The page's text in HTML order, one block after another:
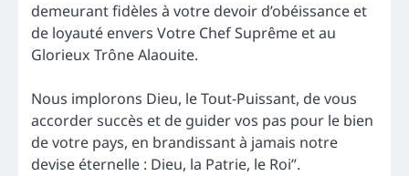
demeurant fidèles à votre devoir d’obéissance et
de loyauté envers Votre Chef Suprême et au
Glorieux Trône Alaouite.
Nous implorons Dieu, le Tout-Puissant, de vous
accorder succès et de guider vos pas pour le bien
de votre pays, en brandissant à jamais notre
devise éternelle : Dieu, la Patrie, le Roi”.